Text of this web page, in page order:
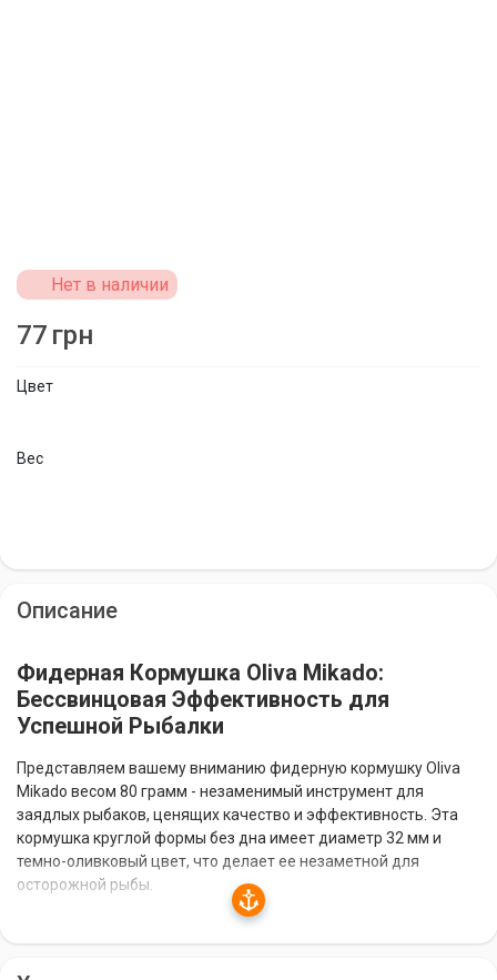
Цвет
Вес
Нет в наличии
77 грн
Описание
Фидерная Кормушка Oliva Mikado:
Бессвинцовая Эффективность для
Успешной Рыбалки
Представляем вашему вниманию фидерную кормушку Oliva
Mikado весом 80 грамм - незаменимый инструмент для
заядлых рыбаков, ценящих качество и эффективность. Эта
кормушка круглой формы без дна имеет диаметр 32 мм и
темно-оливковый цвет, что делает ее незаметной для
осторожной рыбы.
Инновационная Технология Без Свинца